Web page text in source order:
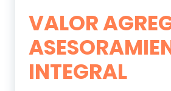
VALOR
INTEGRAL